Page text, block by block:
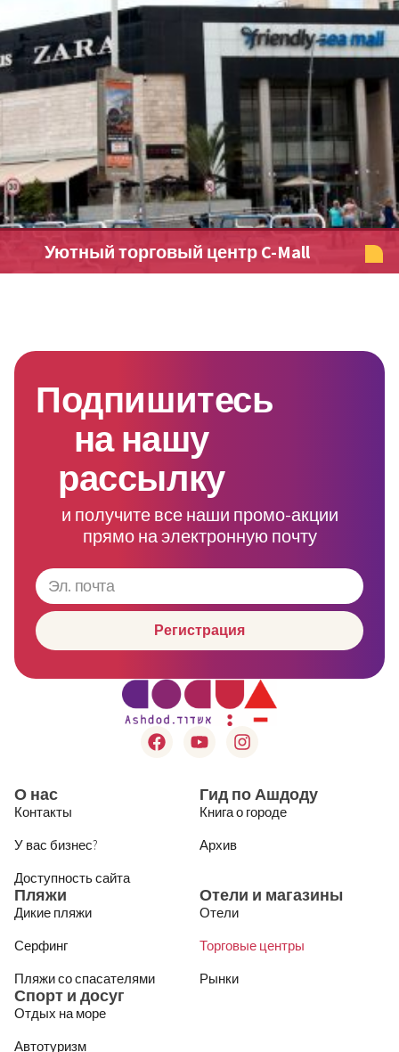
Уютный торговый центр C-Mall
Подпишитесь
на нашу
рассылку
и получите все наши промо-акции
прямо на электронную почту
Регистрация
О нас
Контакты
У вас бизнес?
Доступность сайта
Гид по Ашдоду
Книга о городе
Архив
Пляжи
Дикие пляжи
Серфинг
Пляжи со спасателями
Отели и магазины
Отели
Торговые центры
Рынки
Спорт и досуг
Отдых на море
Автотуризм